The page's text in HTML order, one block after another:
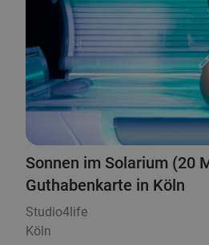
Sonnen im Solarium (20
Guthabenkarte in Köln
Studio4life
Köln